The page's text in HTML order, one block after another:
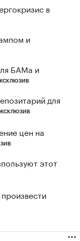
в
и
БАМа и
для
цен на
этот